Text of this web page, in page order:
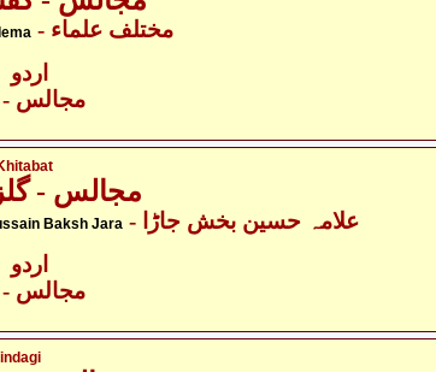
- مختلف علماء
- مجالس
Baksh Jara - علامہ حسین بخش جاڑا
- مجالس